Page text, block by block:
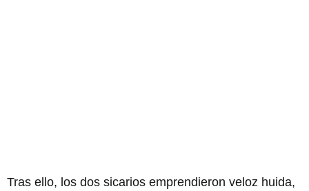
Tras ello, los dos sicarios emprendieron veloz huida,